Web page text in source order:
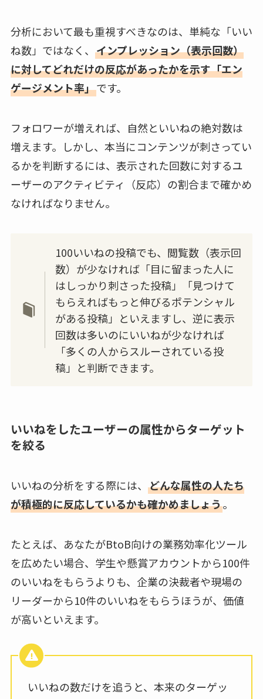
分析において最も重視すべきなのは、単純な「いい
ね数」ではなく、 インプレッション（表示回数）
に対してどれだけの反応があったかを示す「エン
ゲージメント率」です。
フォロワーが増えれば、自然といいねの絶対数は
増えます。しかし、本当にコンテンツが刺さってい
るかを判断するには、表示された回数に対するユ
ーザーのアクティビティ（反応）の割合まで確かめ
なければなりません。
100いいねの投稿でも、閲覧数（表示回
数）が少なければ「目に留まった人に
はしっかり刺さった投稿」「見つけて
もらえればもっと伸びるポテンシャル
がある投稿」といえますし、逆に表示
回数は多いのにいいねが少なければ
「多くの人からスルーされている投
稿」と判断できます。
いいねをしたユーザーの属性からターゲット
を絞る
いいねの分析をする際には、 どんな属性の人たち
が積極的に反応しているかも確かめましょう。
たとえば、あなたがBtoB向けの業務効率化ツール
を広めたい場合、学生や懸賞アカウントから100件
のいいねをもらうよりも、企業の決裁者や現場の
リーダーから10件のいいねをもらうほうが、価値
が高いといえます。
いいねの数だけを追うと、本来のターゲッ